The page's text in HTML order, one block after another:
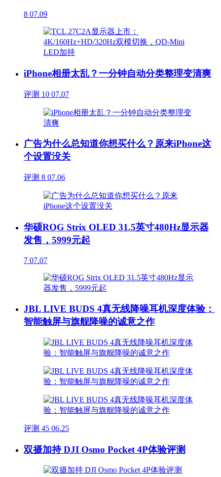
8 07.09
iPhone相册太乱？一分钟自动分类整理变清爽
评测 10 07.07
广告为什么总知道你想买什么？原来iPhone这
个设置没关
评测 8 07.06
华硕ROG Strix OLED 31.5英寸480Hz显示器
发售，5999元起
7 07.07
JBL LIVE BUDS 4真无线降噪耳机深度体验：
智能触屏与旗舰降噪的诚意之作
评测 45 06.25
双摄加持 DJI Osmo Pocket 4P体验评测